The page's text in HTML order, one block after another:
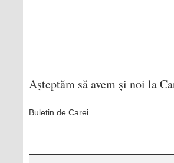
Așteptăm să avem și noi la
Buletin de Carei